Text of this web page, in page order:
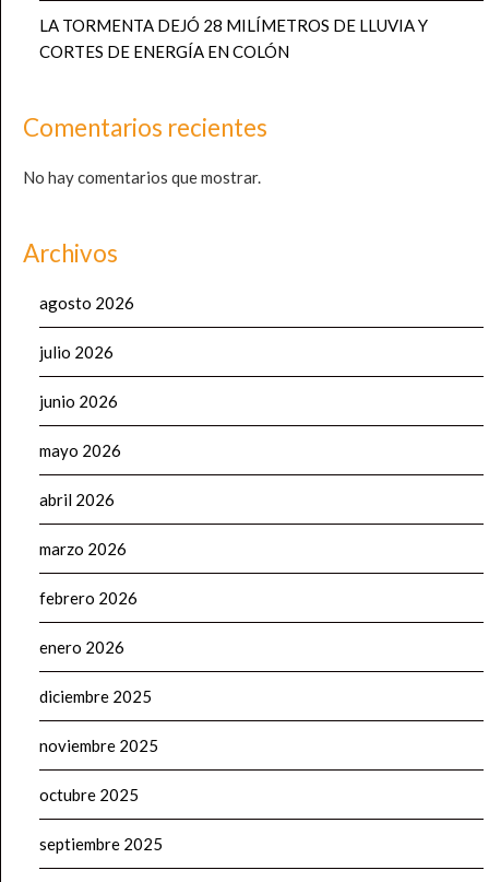
LA TORMENTA DEJÓ 28 MILÍMETROS DE LLUVIA Y
CORTES DE ENERGÍA EN COLÓN
Comentarios recientes
No hay comentarios que mostrar.
Archivos
agosto 2026
julio 2026
junio 2026
mayo 2026
abril 2026
marzo 2026
febrero 2026
enero 2026
diciembre 2025
noviembre 2025
octubre 2025
septiembre 2025